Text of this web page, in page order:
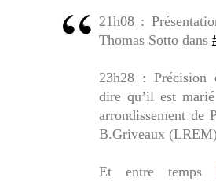
21h08 :
Thomas Sotto dans
23h28 : Précision
dire qu’il est
arrondissement de
B.Griveaux
Et entre temps